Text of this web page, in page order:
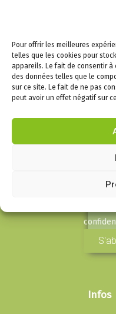
Pour offrir les meilleures
telles que les cookies pour
appareils. Le fait de consentir
des données telles que le
sur ce site. Le fait de ne pas
peut avoir un effet négatif sur
midi
Infos